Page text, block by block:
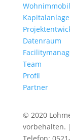
Datenraum
Team
Profil
Partner
© 2020
vorbehalten. |
Telefon: